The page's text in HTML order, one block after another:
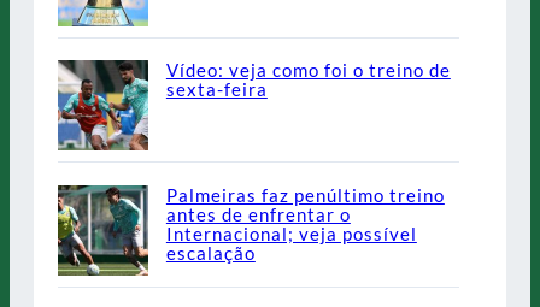
Vídeo: veja como foi o treino de
sexta-feira
Palmeiras faz penúltimo treino
antes de enfrentar o
Internacional; veja possível
escalação